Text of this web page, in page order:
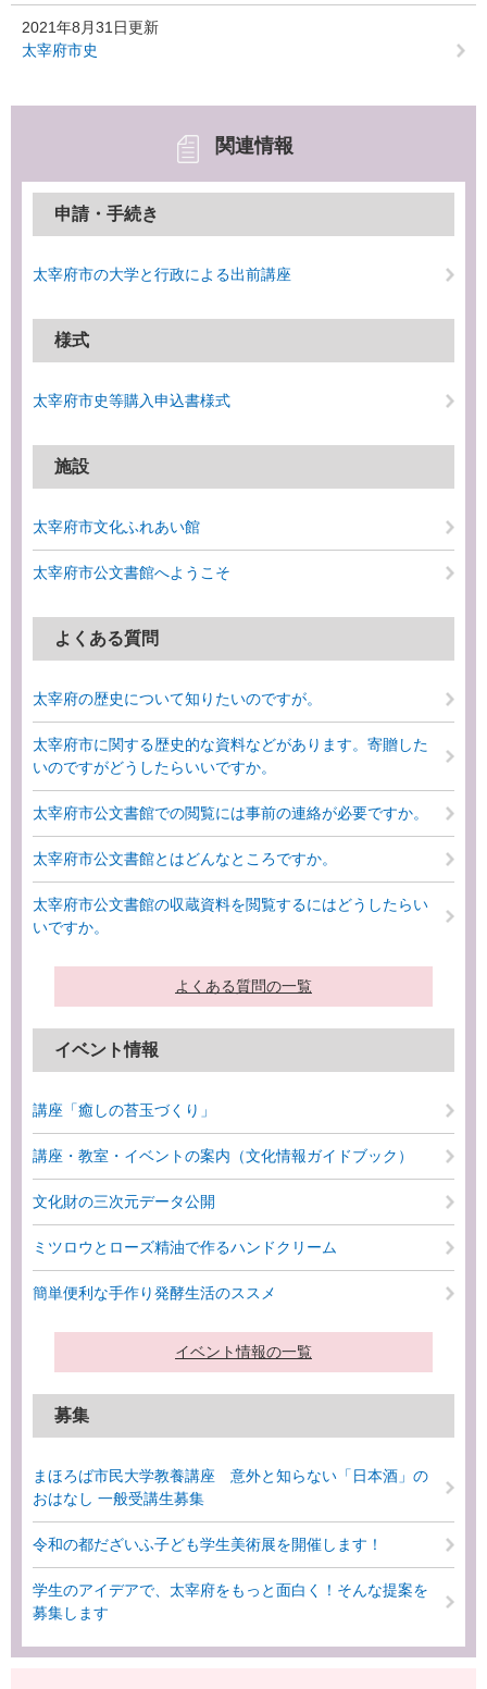
2021年8月31日更新
太宰府市史
関連情報
申請・手続き
太宰府市の大学と行政による出前講座
様式
太宰府市史等購入申込書様式
施設
太宰府市文化ふれあい館
太宰府市公文書館へようこそ
よくある質問
太宰府の歴史について知りたいのですが。
太宰府市に関する歴史的な資料などがあります。寄贈した
いのですがどうしたらいいですか。
太宰府市公文書館での閲覧には事前の連絡が必要ですか。
太宰府市公文書館とはどんなところですか。
太宰府市公文書館の収蔵資料を閲覧するにはどうしたらい
いですか。
よくある質問の一覧
イベント情報
講座「癒しの苔玉づくり」
講座・教室・イベントの案内（文化情報ガイドブック）
文化財の三次元データ公開
ミツロウとローズ精油で作るハンドクリーム
簡単便利な手作り発酵生活のススメ
イベント情報の一覧
募集
まほろば市民大学教養講座 意外と知らない「日本酒」の
おはなし 一般受講生募集
令和の都だざいふ子ども学生美術展を開催します！
学生のアイデアで、太宰府をもっと面白く！そんな提案を
募集します